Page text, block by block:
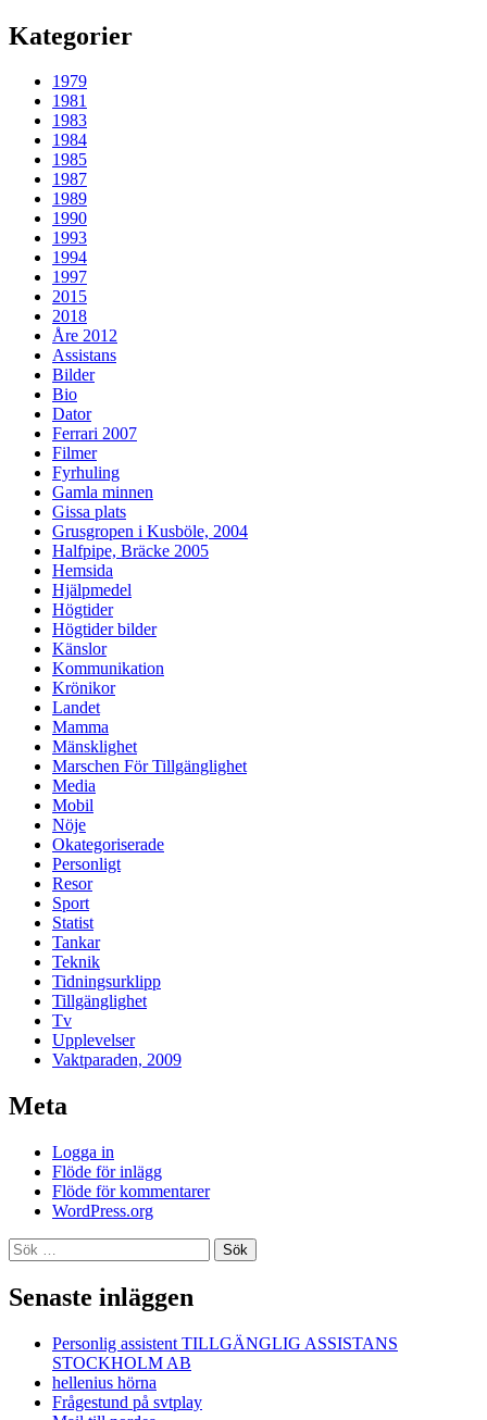
Kategorier
1979
1981
1983
1984
1985
1987
1989
1990
1993
1994
1997
2015
2018
Åre 2012
Assistans
Bilder
Bio
Dator
Ferrari 2007
Filmer
Fyrhuling
Gamla minnen
Gissa plats
Grusgropen i Kusböle, 2004
Halfpipe, Bräcke 2005
Hemsida
Hjälpmedel
Högtider
Högtider bilder
Känslor
Kommunikation
Krönikor
Landet
Mamma
Mänsklighet
Marschen För Tillgänglighet
Media
Mobil
Nöje
Okategoriserade
Personligt
Resor
Sport
Statist
Tankar
Teknik
Tidningsurklipp
Tillgänglighet
Tv
Upplevelser
Vaktparaden, 2009
Meta
Logga in
Flöde för inlägg
Flöde för kommentarer
WordPress.org
Sök
efter:
Senaste inläggen
Personlig assistent TILLGÄNGLIG ASSISTANS
STOCKHOLM AB
hellenius hörna
Frågestund på svtplay